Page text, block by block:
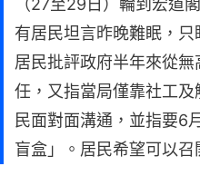
有居民坦言昨晚難眠，
居民批評政府半年來從
任，又指當局僅靠社工
民面對面溝通，並指要6
盲盒」。居民希望可以召